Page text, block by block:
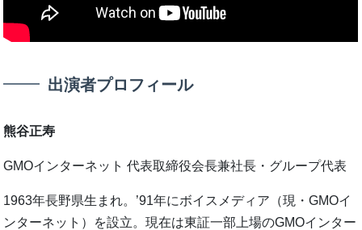
出演者プロフィール
熊谷正寿
GMOインターネット 代表取締役会長兼社長・グループ代表
1963年長野県生まれ。’91年にボイスメディア（現・GMOイ
ンターネット）を設立。現在は東証一部上場のGMOインター